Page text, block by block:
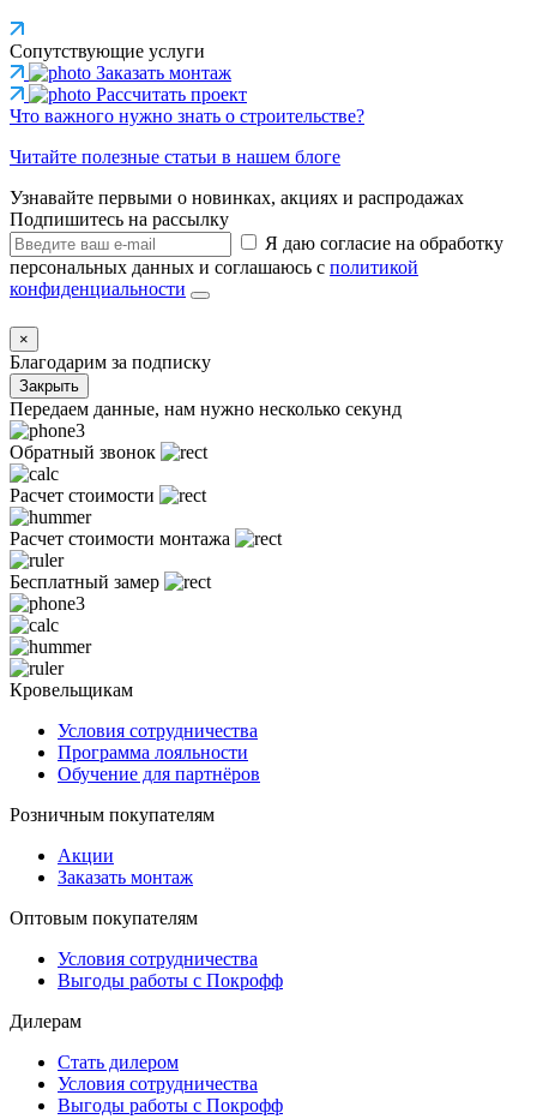
Сопутствующие услуги
Заказать монтаж
Рассчитать проект
Что важного нужно знать о строительстве?
Читайте полезные статьи в нашем блоге
Узнавайте первыми о новинках, акциях и распродажах
Подпишитесь на рассылку
Я даю согласие на обработку
персональных данных и соглашаюсь с политикой
конфиденциальности
×
Благодарим за подписку
Закрыть
Передаем данные, нам нужно несколько секунд
Обратный звонок
Расчет стоимости
Расчет стоимости монтажа
Бесплатный замер
Кровельщикам
Условия сотрудничества
Программа лояльности
Обучение для партнёров
Розничным покупателям
Акции
Заказать монтаж
Оптовым покупателям
Условия сотрудничества
Выгоды работы с Покрофф
Дилерам
Стать дилером
Условия сотрудничества
Выгоды работы с Покрофф